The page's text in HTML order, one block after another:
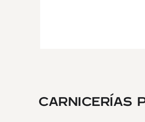
CARNICERÍAS